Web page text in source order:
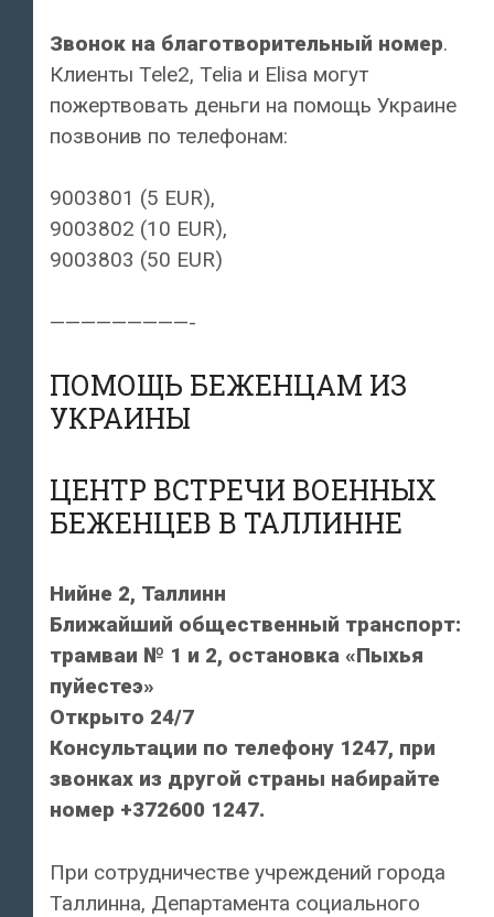
Звонок на благотворительный номер.
Клиенты Tele2, Telia и Elisa могут
пожертвовать деньги на помощь Украине
позвонив по телефонам:
9003801 (5 EUR),
9003802 (10 EUR),
9003803 (50 EUR)
—————————-
ПОМОЩЬ БЕЖЕНЦАМ ИЗ
УКРАИНЫ
ЦЕНТР ВСТРЕЧИ ВОЕННЫХ
БЕЖЕНЦЕВ В ТАЛЛИННЕ
Нийне 2, Таллинн
Ближайший общественный транспорт:
трамваи № 1 и 2, остановка «Пыхья
пуйестеэ»
Открыто 24/7
Консультации по телефону 1247, при
звонках из другой страны набирайте
номер +372600 1247.
При сотрудничестве учреждений города
Таллинна, Департамента социального